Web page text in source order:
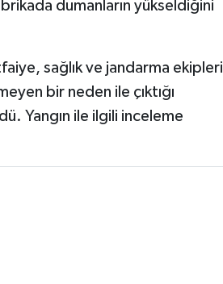
dumanların yükseldiğini
sağlık ve jandarma ekipleri
bir neden ile çıktığı
Yangın ile ilgili inceleme